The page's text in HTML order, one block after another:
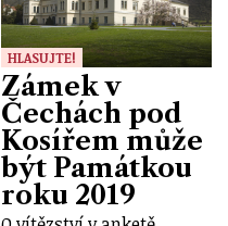
HLASUJTE!
Zámek v
Čechách pod
Kosířem může
být Památkou
roku 2019